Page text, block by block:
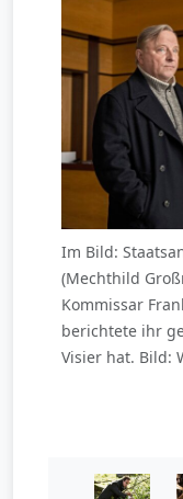
Im Bild:
(Mechthild
Kommissar
berichtete ihr
Visier hat. Bild: